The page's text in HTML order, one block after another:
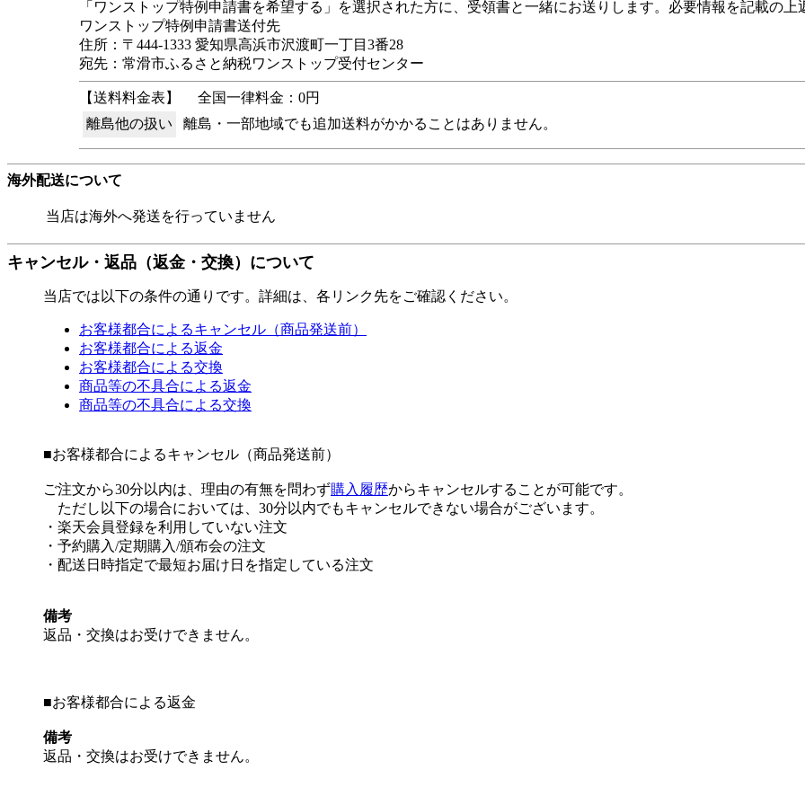
「ワンストップ特例申請書を希望する」を選択された方に、受領書と一緒にお送りします。必要情報を記載の上
ワンストップ特例申請書送付先
住所：〒444-1333 愛知県高浜市沢渡町一丁目3番28
宛先：常滑市ふるさと納税ワンストップ受付センター
【送料料金表】
全国一律料金：0円
離島他の扱い
離島・一部地域でも追加送料がかかることはありません。
海外配送について
当店は海外へ発送を行っていません
キャンセル・返品（返金・交換）について
当店では以下の条件の通りです。詳細は、各リンク先をご確認ください。
お客様都合によるキャンセル（商品発送前）
お客様都合による返金
お客様都合による交換
商品等の不具合による返金
商品等の不具合による交換
■お客様都合によるキャンセル（商品発送前）
ご注文から30分以内は、理由の有無を問わず購入履歴からキャンセルすることが可能です。
ただし以下の場合においては、30分以内でもキャンセルできない場合がございます。
・楽天会員登録を利用していない注文
・予約購入/定期購入/頒布会の注文
・配送日時指定で最短お届け日を指定している注文
備考
返品・交換はお受けできません。
■お客様都合による返金
備考
返品・交換はお受けできません。